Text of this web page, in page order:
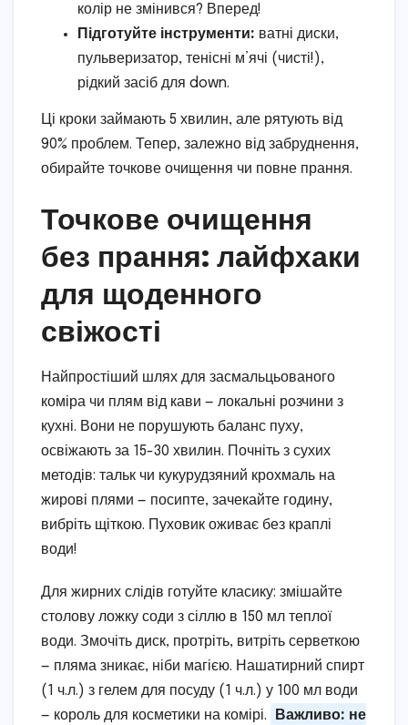
колір не змінився? Вперед!
Підготуйте інструменти: ватні диски,
пульверизатор, тенісні м’ячі (чисті!),
рідкий засіб для down.
Ці кроки займають 5 хвилин, але рятують від
90% проблем. Тепер, залежно від забруднення,
обирайте точкове очищення чи повне прання.
Точкове очищення
без прання: лайфхаки
для щоденного
свіжості
Найпростіший шлях для засмальцьованого
коміра чи плям від кави — локальні розчини з
кухні. Вони не порушують баланс пуху,
освіжають за 15-30 хвилин. Почніть з сухих
методів: тальк чи кукурудзяний крохмаль на
жирові плями — посипте, зачекайте годину,
вибріть щіткою. Пуховик оживає без краплі
води!
Для жирних слідів готуйте класику: змішайте
столову ложку соди з сіллю в 150 мл теплої
води. Змочіть диск, протріть, витріть серветкою
— пляма зникає, ніби магією. Нашатирний спирт
(1 ч.л.) з гелем для посуду (1 ч.л.) у 100 мл води
— король для косметики на комірі.
Важливо: не